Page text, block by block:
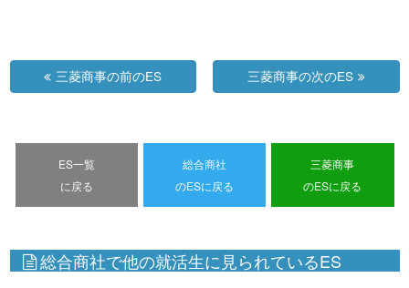
三菱商事の前のES 三菱商事の次のES
ES一覧
に戻る
総合商社
のESに戻る
三菱商事
のESに戻る
総合商社で他の就活生に見られているES